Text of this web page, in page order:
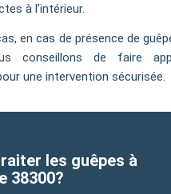
à l’intérieur.
en cas de présence de
conseillons de faire
une intervention sécurisée.
les guêpes à
38300?